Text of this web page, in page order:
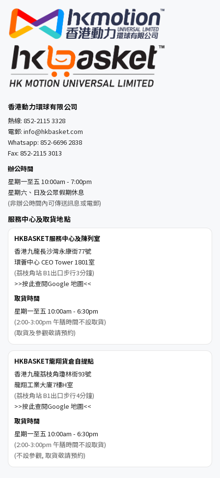
香港動力環球有限公司
熱線: 852-2115 3328
電郵: info@hkbasket.com
Whatsapp: 852-6696 2838
Fax: 852-2115 3013
辦公時間
星期一至五 10:00am - 7:00pm
星期六、日及公眾假期休息
(非辦公時間內可傳送訊息或電郵)
服務中心及取貨地點
HKBASKET服務中心及陳列室
香港九龍長沙灣永康街77號
環薈中心 CEO Tower 1801室
(荔枝角站 B1出口步行3分鐘)
>>按此查閱Google 地圖<<
取貨時間
星期一至五 10:00am - 6:30pm
(2:00-3:00pm 午膳時間不設取貨)
(取貨及參觀敬請預約)
HKBASKET龍翔貨倉自提點
香港九龍荔枝角瓊林街93號
龍翔工業大廈7樓H室
(荔枝角站 B1出口步行4分鐘)
>>按此查閱Google 地圖<<
取貨時間
星期一至五 10:00am - 6:30pm
(2:00-3:00pm 午膳時間不設取貨)
(不設參觀, 取貨敬請預約)